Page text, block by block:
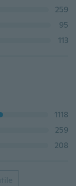
259
95
113
1118
259
208